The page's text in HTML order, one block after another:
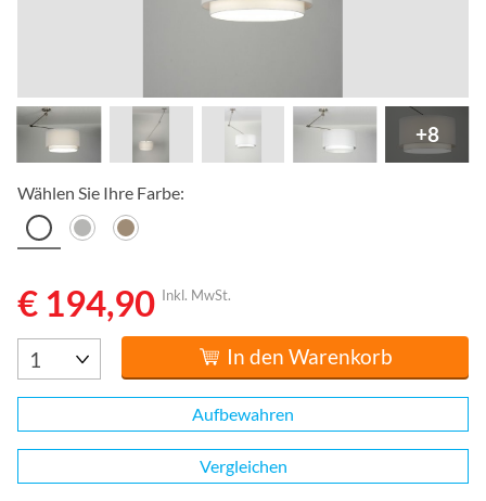
+8
Wählen Sie Ihre Farbe:
€ 194,90 Inkl. MwSt.
In den Warenkorb
Aufbewahren
Vergleichen